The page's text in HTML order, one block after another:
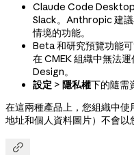
Claude Code
Slack。Anthropic 建議
情境的功能。
Beta 和研究預覽功能
在 CMEK 組織中無法
Design。
設定 > 隱私權下的隨需
在這兩種產品上，您組織中
地址和個人資料圖片）不會以
